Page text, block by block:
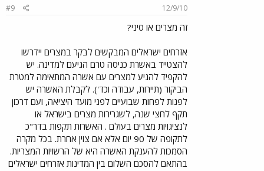
12/9/10
#9
זה מצרים או סיני?
אזרחים ישראלים המבקשים לבקר במצרים יידרשו
להצטייד באשרת כניסה טרם הגיעם למדינה. יש
להקפיד להגיע למצרים עם אשרה המתאימה למטרת
הביקור (תיירות, עבודה וכד'). לקבלת האשרה יש
לפנות לפחות שבועיים לפני מועד היציאה, ועם דרכון
תקף לחצי שנה, לשגרירות מצרים בישראל או
לנציגויות מצרים בעולם . האשרות תקפות בדר"כ
לתקופה של 90 יום אלא אם צוין אחרת. בכל מקרה
הסמכות להענקת האשרה היא של הרשויות המצריות.
בהתאם להסכם השלום בין המדינות אזרחים ישראלים